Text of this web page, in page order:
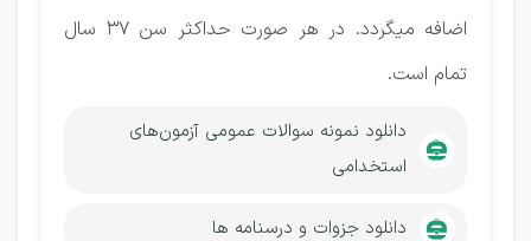
اضافه میگردد. در هر صورت حداکثر سن ۳۷ سال
تمام است.
دانلود نمونه سوالات عمومی آزمون‌های
استخدامی
دانلود جزوات و درسنامه ها